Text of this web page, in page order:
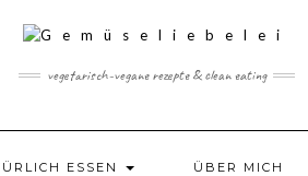
vegetarisch-vegane rezepte & clean eating
ESSEN ÜBER MICH